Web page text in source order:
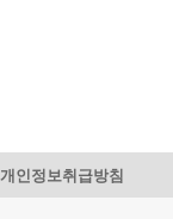
개인정보취급방침